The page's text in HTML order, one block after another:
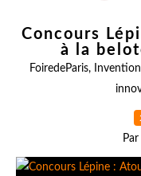
Concours
à la
FoiredeParis, Invention